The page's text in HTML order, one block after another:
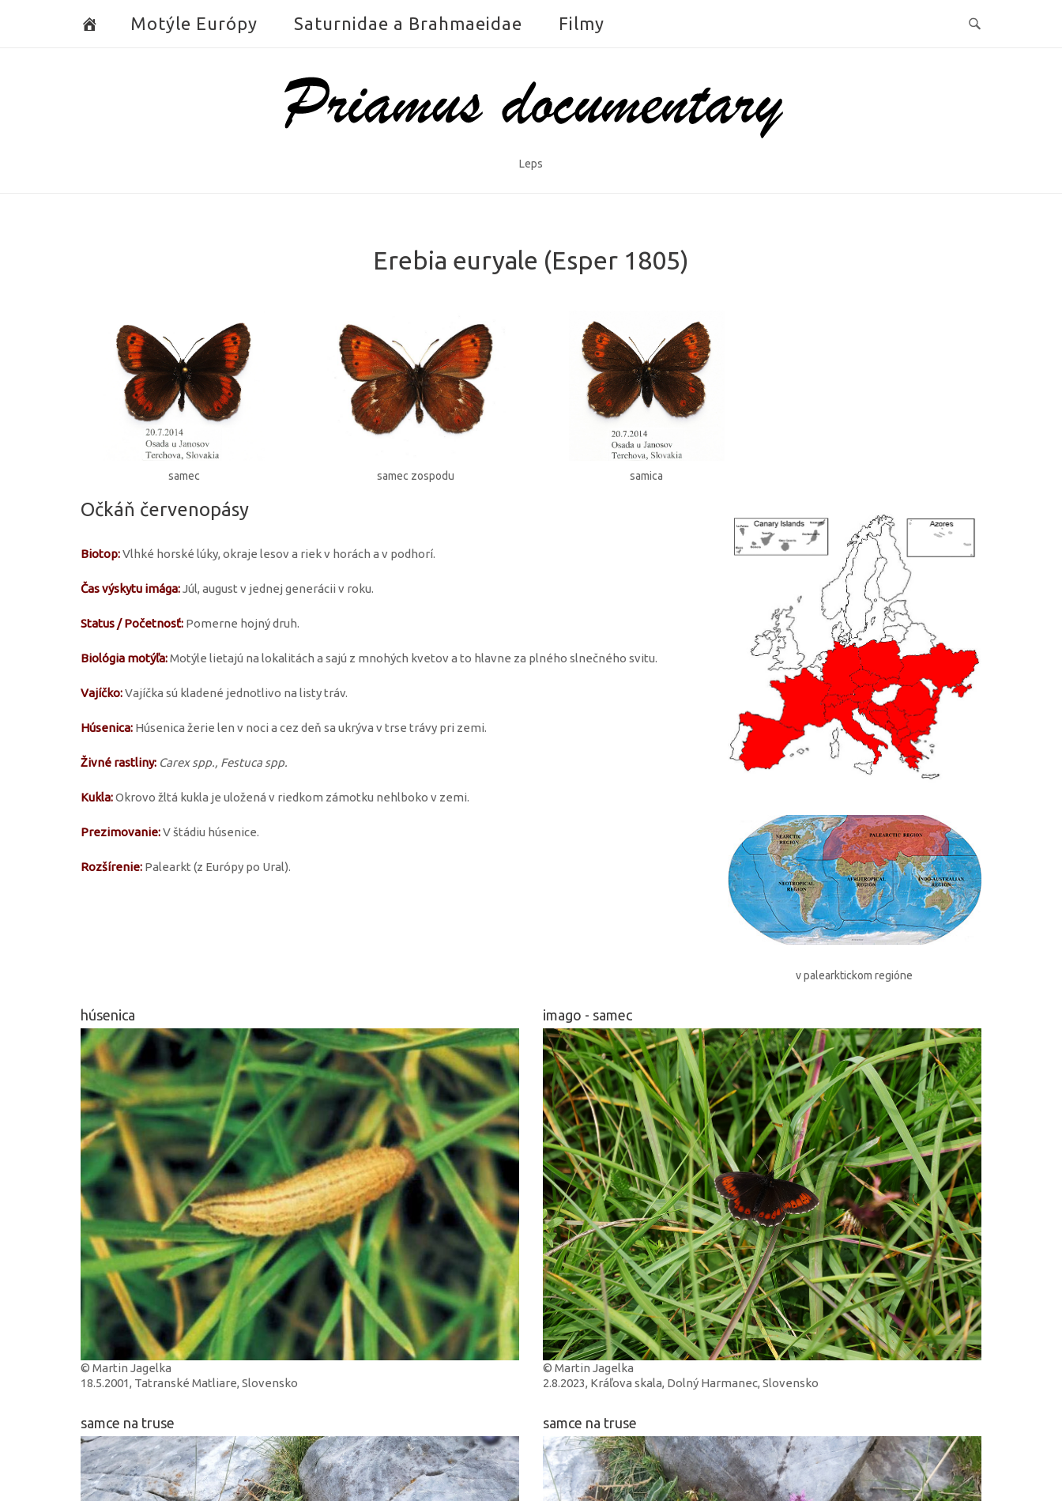
Motýle Európy Saturnidae a Brahmaeidae Filmy
Home
Leps
Erebia euryale (Esper 1805)
samec samec zospodu samica
Očkáň červenopásy
Biotop:Vlhké horské lúky, okraje lesov a riek v horách a v podhorí.
Čas výskytu imága:Júl, august v jednej generácii v roku.
Status / Početnosť: Pomerne hojný druh.
Biológia motýľa:Motýle lietajú na lokalitách a sajú z mnohých kvetov a to hlavne za plného slnečného svitu.
Vajíčko:Vajíčka sú kladené jednotlivo na listy tráv.
Húsenica: Húsenica žerie len v noci a cez deň sa ukrýva v trse trávy pri zemi.
Živné rastliny: Carex spp., Festuca spp.
Kukla:Okrovo žltá kukla je uložená v riedkom zámotku nehlboko v zemi.
Prezimovanie:V štádiu húsenice.
Rozšírenie: Palearkt (z Európy po Ural).
v palearktickom regióne
húsenica
© Martin Jagelka
18.5.2001, Tatranské Matliare, Slovensko
imago - samec
© Martin Jagelka
2.8.2023, Kráľova skala, Dolný Harmanec, Slovensko
samce na truse samce na truse